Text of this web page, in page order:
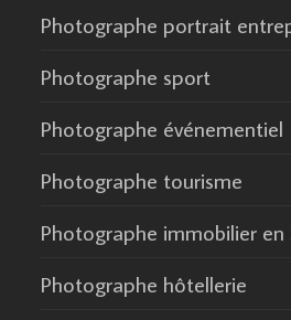
Photographe portrait
Photographe sport
Photographe événementiel
Photographe tourisme
Photographe immobilier en
Photographe hôtellerie